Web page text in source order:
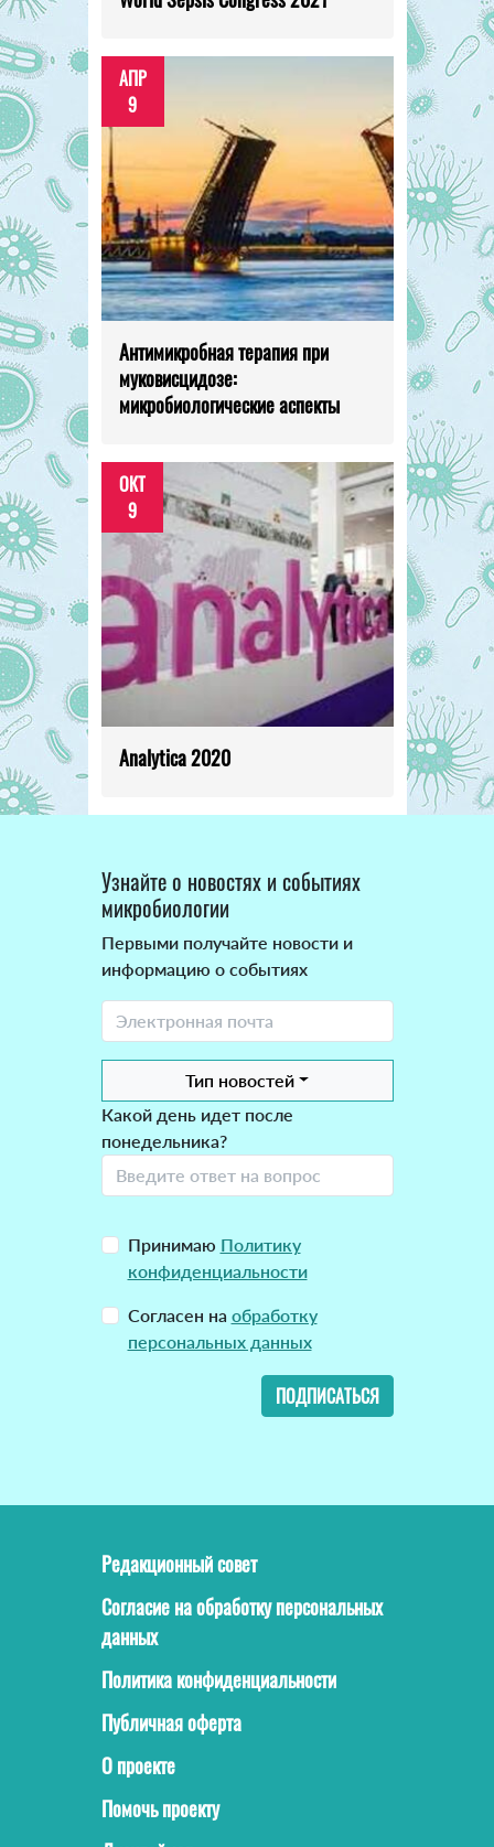
АПР
9
Антимикробная терапия при
муковисцидозе:
микробиологические аспекты
ОКТ
9
Analytica 2020
Узнайте о новостях и событиях
микробиологии
Первыми получайте новости и
информацию о событиях
Тип новостей
Какой день идет после
понедельника?
Принимаю Политику
конфиденциальности
Согласен на обработку
персональных данных
ПОДПИСАТЬСЯ
Редакционный совет
Согласие на обработку персональных
данных
Политика конфиденциальности
Публичная оферта
О проекте
Помочь проекту